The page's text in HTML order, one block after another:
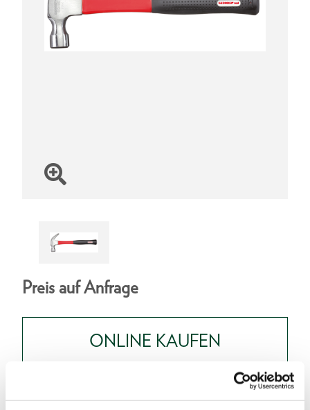
Preis auf Anfrage
ONLINE KAUFEN
HÄNDLER FINDEN